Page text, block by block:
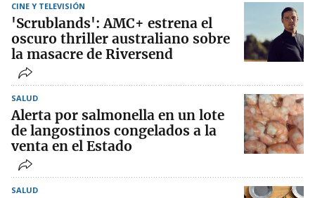
CINE Y TELEVISIÓN
'Scrublands': AMC+ estrena el
oscuro thriller australiano sobre
la masacre de Riversend
SALUD
Alerta por salmonella en un lote
de langostinos congelados a la
venta en el Estado
SALUD